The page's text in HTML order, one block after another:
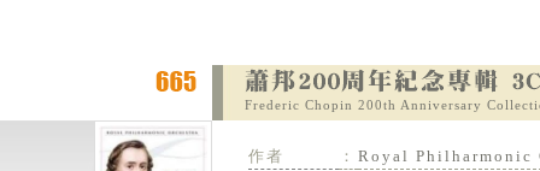
Frederic Chopin 200th Anniversary
作者 ： Royal Philharmonic